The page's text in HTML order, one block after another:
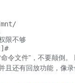
限不够
令文件”，不要颠倒
且还有回放功能，像